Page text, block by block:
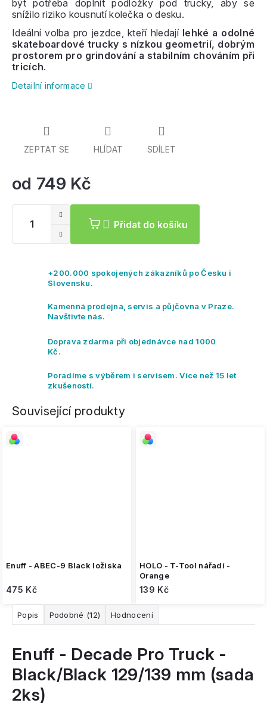
od 749 Kč
Přidat do košíku
být potřeba doplnit podložky pod trucky, aby se
snížilo riziko kousnutí kolečka o desku.
Ideální volba pro jezdce, kteří hledají lehké a odolné
skateboardové trucky s nízkou geometrií, dobrým
prostorem pro grindování a stabilním chováním při
tricích.
Detailní informace
ZEPTAT SE HLÍDAT SDÍLET
+200.000 spokojených zákazníků po Česku i
Slovensku.
Kamenná prodejna, servis a půjčovna v Praze.
Navštivte nás.
Doprava zdarma při objednávce nad 1000
Kč.
Poradíme s výběrem i servisem. Více než 15 let
zkušeností.
Související produkty
Enuff - ABEC-9 Black ložiska
475 Kč
HOLO - T-Tool nářadí -
Orange
139 Kč
Popis Podobné (12) Hodnocení
Enuff - Decade Pro Truck -
Black/Black 129/139 mm (sada
2ks)